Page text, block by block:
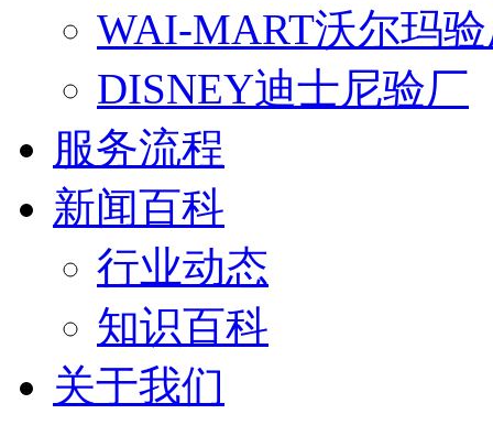
WAI-MART沃尔玛
DISNEY迪士尼验厂
服务流程
新闻百科
行业动态
知识百科
关于我们